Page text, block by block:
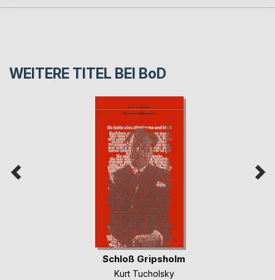
WEITERE TITEL BEI BoD
Schloß Gripsholm
Kurt Tucholsky